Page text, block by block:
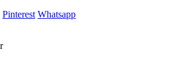
Pinterest Whatsapp